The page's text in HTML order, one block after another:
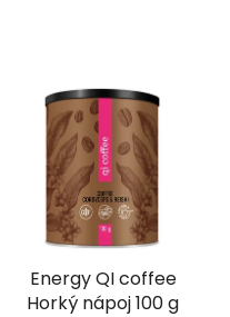
Energy QI coffee
Horký nápoj 100 g